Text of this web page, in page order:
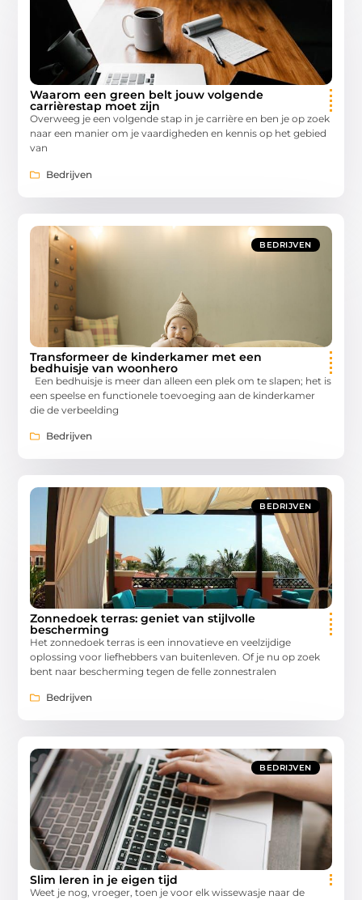
Waarom een green belt jouw volgende
carrièrestap moet zijn
Overweeg je een volgende stap in je carrière en ben je op zoek
naar een manier om je vaardigheden en kennis op het gebied
van
Bedrijven
BEDRIJVEN
Transformeer de kinderkamer met een
bedhuisje van woonhero
Een bedhuisje is meer dan alleen een plek om te slapen; het is
een speelse en functionele toevoeging aan de kinderkamer
die de verbeelding
Bedrijven
BEDRIJVEN
Zonnedoek terras: geniet van stijlvolle
bescherming
Het zonnedoek terras is een innovatieve en veelzijdige
oplossing voor liefhebbers van buitenleven. Of je nu op zoek
bent naar bescherming tegen de felle zonnestralen
Bedrijven
BEDRIJVEN
Slim leren in je eigen tijd
Weet je nog, vroeger, toen je voor elk wissewasje naar de